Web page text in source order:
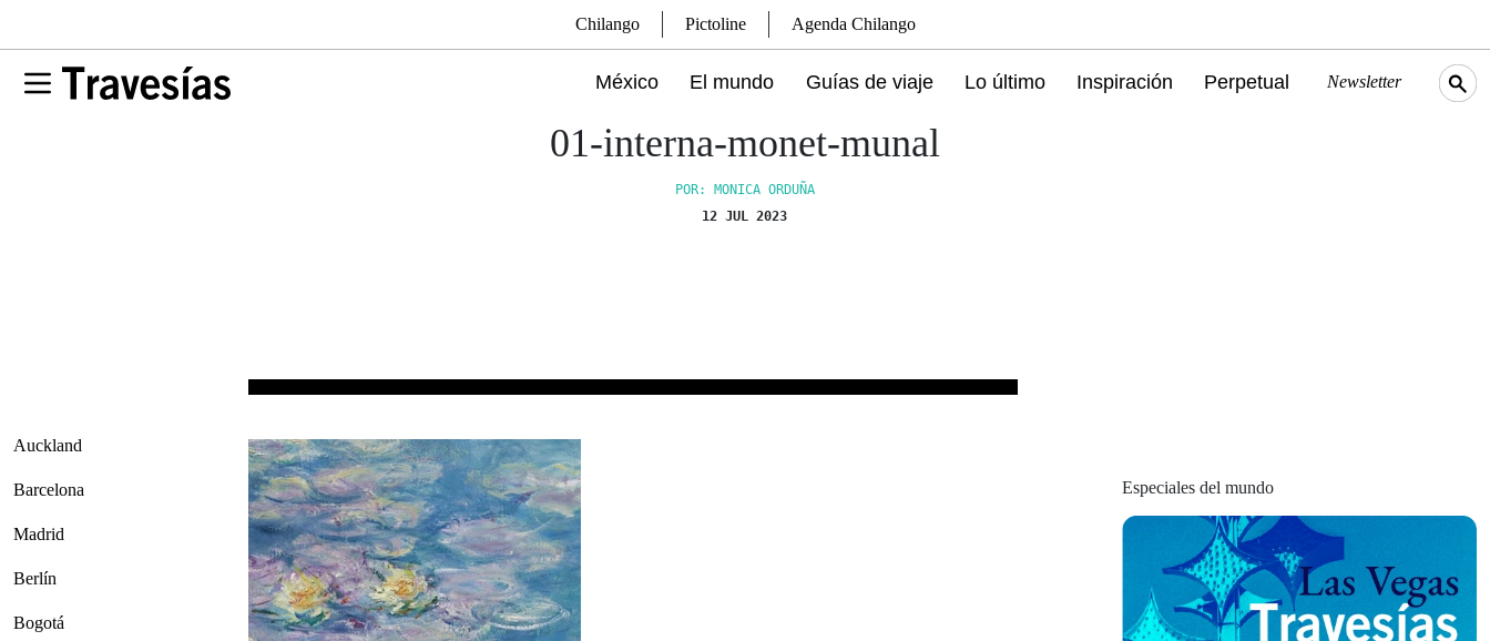
Chilango Pictoline Agenda Chilango
México El mundo Guías de viaje Lo último Inspiración Perpetual Newsletter
01-interna-monet-munal
POR: MONICA ORDUÑA
12 JUL 2023
Auckland
Barcelona
Madrid
Berlín
Bogotá
Especiales del mundo